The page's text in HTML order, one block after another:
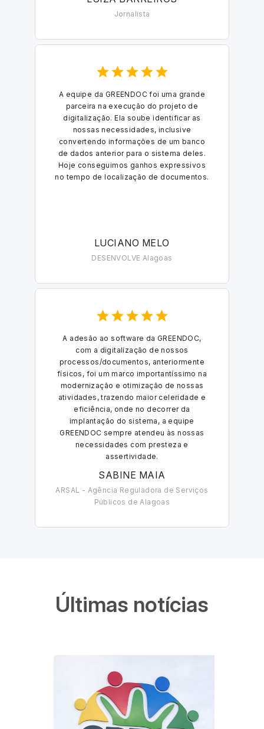
Jornalista
A equipe da GREENDOC foi uma grande
parceira na execução do projeto de
digitalização. Ela soube identificar as
nossas necessidades, inclusive
convertendo informações de um banco
de dados anterior para o sistema deles.
Hoje conseguimos ganhos expressivos
no tempo de localização de documentos.
LUCIANO MELO
DESENVOLVE Alagoas
A adesão ao software da GREENDOC,
com a digitalização de nossos
processos/documentos, anteriormente
físicos, foi um marco importantíssimo na
modernização e otimização de nossas
atividades, trazendo maior celeridade e
eficiência, onde no decorrer da
implantação do sistema, a equipe
GREENDOC sempre atendeu às nossas
necessidades com presteza e
assertividade.
SABINE MAIA
ARSAL - Agência Reguladora de Serviços
Públicos de Alagoas
Últimas notícias